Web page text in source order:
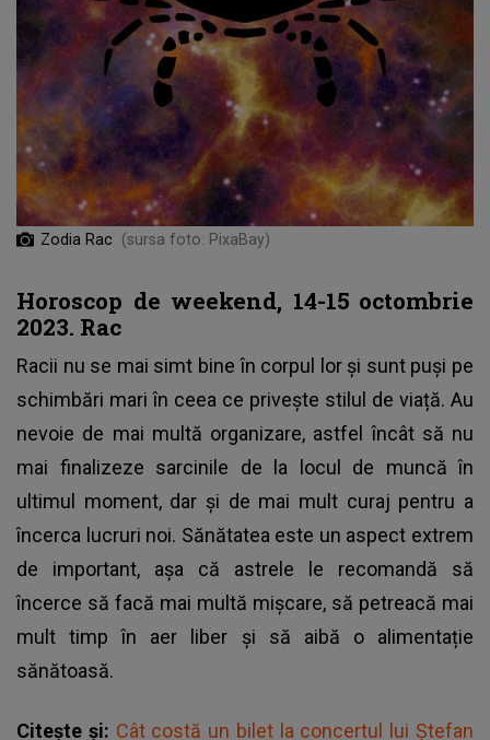
Zodia Rac (sursa foto: PixaBay)
Horoscop de weekend, 14-15 octombrie
2023. Rac
Racii nu se mai simt bine în corpul lor și sunt puși pe
schimbări mari în ceea ce privește stilul de viață. Au
nevoie de mai multă organizare, astfel încât să nu
mai finalizeze sarcinile de la locul de muncă în
ultimul moment, dar și de mai mult curaj pentru a
încerca lucruri noi. Sănătatea este un aspect extrem
de important, așa că astrele le recomandă să
încerce să facă mai multă mișcare, să petreacă mai
mult timp în aer liber și să aibă o alimentație
sănătoasă.
Citește și: Cât costă un bilet la concertul lui Ștefan